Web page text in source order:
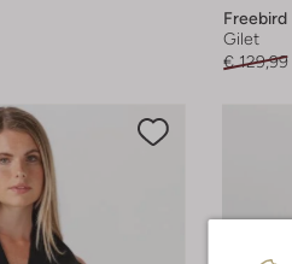
Freebird
Gilet
€ 129,99